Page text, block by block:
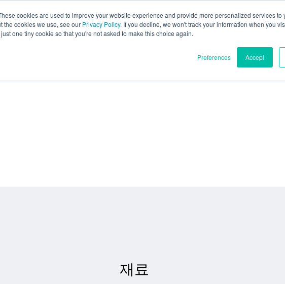
cookies are used to improve your website experience and provide more personalized services to
the cookies we use, see our Privacy Policy. If you decline, we won't track your information when you
one tiny cookie so that you're not asked to make this choice again.
Preferences Accept
재료